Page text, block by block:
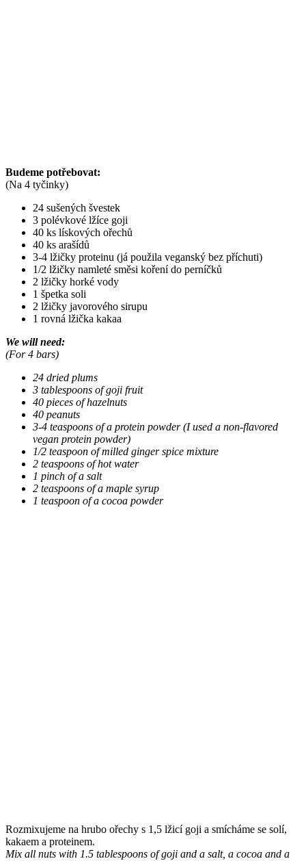
Budeme potřebovat:
(Na 4 tyčinky)
24 sušených švestek
3 polévkové lžíce goji
40 ks lískových ořechů
40 ks arašídů
3-4 lžičky proteinu (já použila veganský bez příchuti)
1/2 lžičky namleté směsi koření do perníčků
2 lžičky horké vody
1 špetka soli
2 lžičky javorového sirupu
1 rovná lžička kakaa
We will need:
(For 4 bars)
24 dried plums
3 tablespoons of goji fruit
40 pieces of hazelnuts
40 peanuts
3-4 teaspoons of a protein powder (I used a non-flavored
vegan protein powder)
1/2 teaspoon of milled ginger spice mixture
2 teaspoons of hot water
1 pinch of a salt
2 teaspoons of a maple syrup
1 teaspoon of a cocoa powder
Rozmixujeme na hrubo ořechy s 1,5 lžicí goji a smícháme se solí,
kakaem a proteinem.
Mix all nuts with 1.5 tablespoons of goji and a salt, a cocoa and a